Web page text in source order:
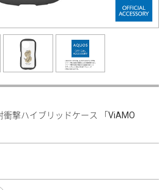
撃ハイブリッドケース 「ViAMO